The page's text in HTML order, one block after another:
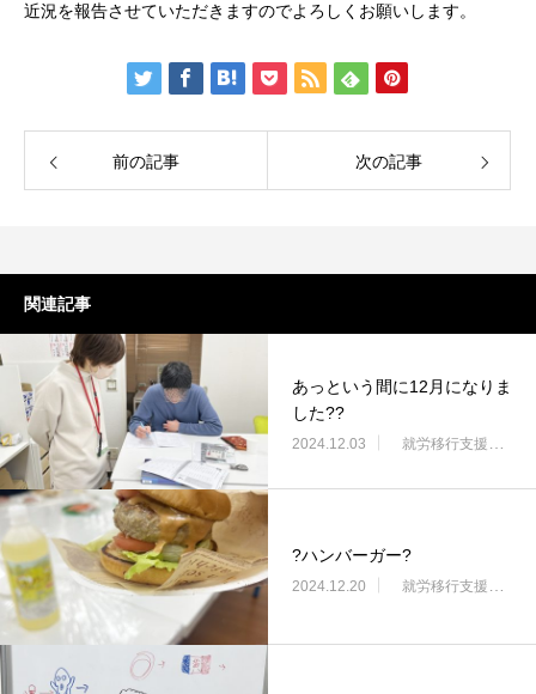
近況を報告させていただきますのでよろしくお願いします。
前の記事 次の記事
関連記事
あっという間に12月になりま
した??
2024.12.03 就労移行支援・ニコサービス城東センター
?ハンバーガー?
2024.12.20 就労移行支援・ニコサービス城東センター